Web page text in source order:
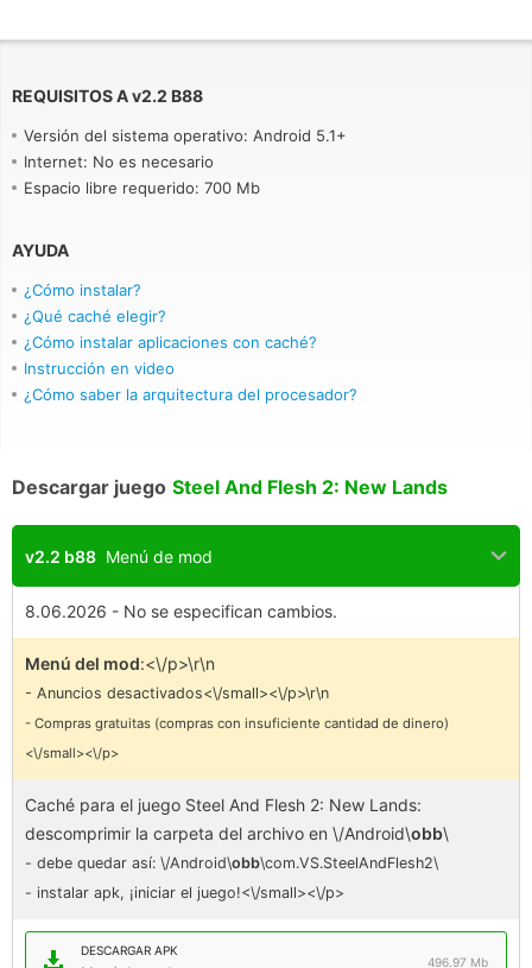
REQUISITOS Av2.2 B88
Versión del sistema operativo: Android 5.1+
Internet: No es necesario
Espacio libre requerido: 700 Mb
AYUDA
¿Cómo instalar?
¿Qué caché elegir?
¿Cómo instalar aplicaciones con caché?
Instrucción en video
¿Cómo saber la arquitectura del procesador?
Descargar juego Steel And Flesh 2: New Lands
v2.2 b88 Menú de mod
8.06.2026 - No se especifican cambios.
Menú del mod:<\/p>\r\n
- Anuncios desactivados<\/small><\/p>\r\n
- Compras gratuitas (compras con insuficiente cantidad de dinero)
<\/small><\/p>
Caché para el juego Steel And Flesh 2: New Lands:
descomprimir la carpeta del archivo en \/Android\obb\
- debe quedar así: \/Android\obb\com.VS.SteelAndFlesh2\
- instalar apk, ¡iniciar el juego!<\/small><\/p>
DESCARGAR APK
496.97 Mb